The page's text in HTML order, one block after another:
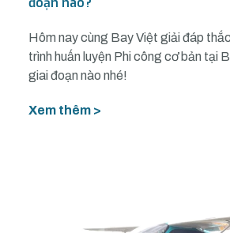
Hôm nay cùng Bay Việt giải đáp
trình huấn luyện Phi công cơ bản tại
giai đoạn nào nhé!
Xem thêm >